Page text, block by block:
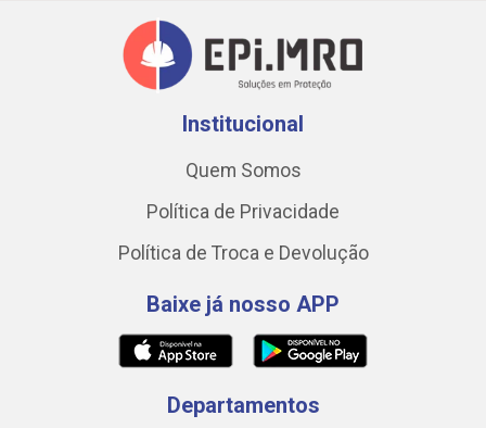
Institucional
Quem Somos
Política de Privacidade
Política de Troca e Devolução
Baixe já nosso APP
Departamentos